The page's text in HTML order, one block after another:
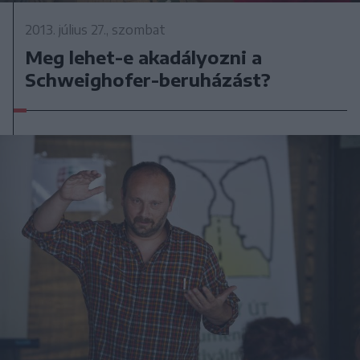
2013. július 27., szombat
Meg lehet-e akadályozni a
Schweighofer-beruházást?